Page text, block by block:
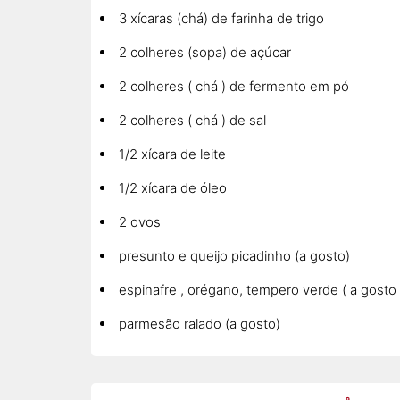
3 xícaras (chá) de farinha de trigo
2 colheres (sopa) de açúcar
2 colheres ( chá ) de fermento em pó
2 colheres ( chá ) de sal
1/2 xícara de leite
1/2 xícara de óleo
2 ovos
presunto e queijo picadinho (a gosto)
espinafre , orégano, tempero verde ( a gosto
parmesão ralado (a gosto)